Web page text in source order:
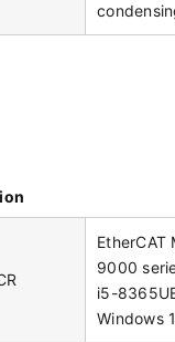
EtherCAT
9000
i5-
Windows